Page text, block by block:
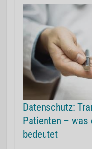
Datenschutz:
Patienten –
bedeutet